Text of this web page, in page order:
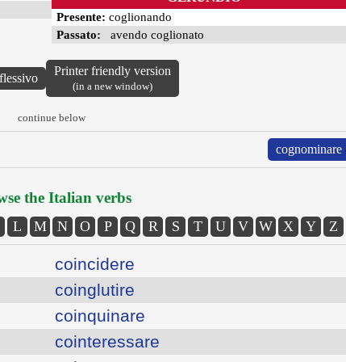
Presente: coglionando
Passato: avendo coglionato
Printer friendly version
(in a new window)
continue below
cognominare
the Italian verbs
L M N O P Q R S T U V W X Y Z
coincidere
coinglutire
coinquinare
cointeressare